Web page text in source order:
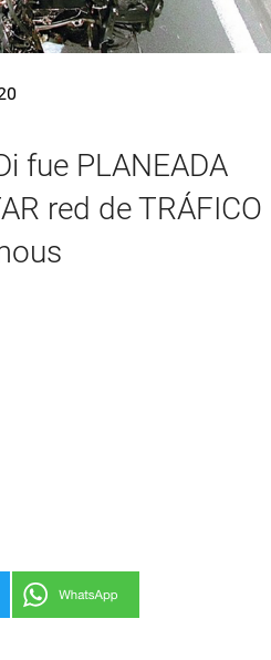
fue PLANEADA
red de TRÁFICO